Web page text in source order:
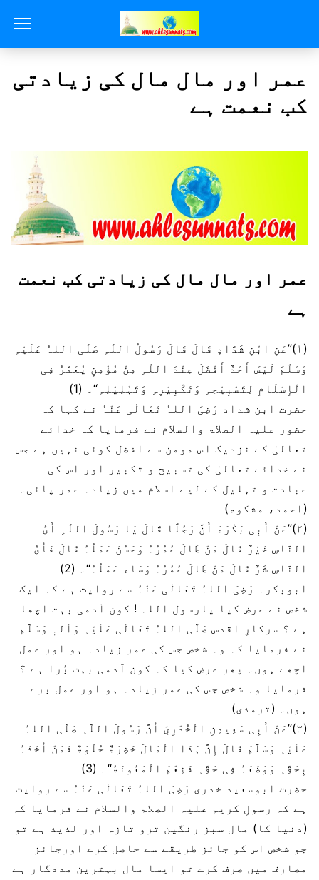
عمر اور مال مال کی زیادتی
کب نعمت ہے
عمر اور مال مال کی زیادتی کب نعمت
ہے
(۱)’’عَنِ ابْنِ شَدَّادٍ قَالَ قَالَ رَسُولُ اللَّہِ صَلَّی اللہُ عَلَیْہِ
وَسَلَّمَ لَیْسَ أَحَدٌ أَفْضَلَ عِنْدَ اللَّہِ مِنْ مُؤْمِنٍ یُعَمَّرُ فِی
الْإِسْلَامِ لِتَسْبِیْحِہِ وَتَکْبِیْرِہِ وَتَہْلِیْلِہِ‘‘۔ (1)
حضرت ابن شداد رَضِیَ اللہُ تَعَالٰی عَنْہُ نے کہا کہ
حضور علیہ الصلاۃ والسلام نے فرمایا کہ خدائے
تعالیٰ کے نزدیک اس مومن سے افضل کوئی نہیں ہے جس
نے خدائے تعالیٰ کی تسبیح و تکبیر اور اس کی
عبادت و تہلیل کے لیے اسلام میں زیادہ عمر پائی۔
(احمد، مشکوۃ)
(۲)’’عَنْ أَبِی بَکْرَۃَ أَنَّ رَجُلًا قَالَ یَا رَسُولَ اللَّہِ أَیُّ
النَّاسِ خَیْرٌ قَالَ مَنْ طَالَ عُمُرُہُ وَحَسُنَ عَمَلُہُ قَالَ فَأَیُّ
النَّاسِ شَرٌّ قَالَ مَنْ طَالَ عُمُرُہُ وَسَاء عَمَلُہُ‘‘۔ (2)
ابوبکرہ رَضِیَ اللہُ تَعَالٰی عَنْہُ سے روایت ہے کہ ایک
شخص نے عرض کیا یارسول اللہ ! کون آدمی بہت اچھا
ہے ؟ سرکارِ اقدس صَلَّی اللہُ تَعَالٰی عَلَیْہِ وَاٰلہٖ وَسَلَّم
نے فرمایا کہ وہ شخص جس کی عمر زیادہ ہو اور عمل
اچھے ہوں۔ پھر عرض کیا کہ کون آدمی بہت بُرا ہے ؟
فرمایا وہ شخص جس کی عمر زیادہ ہو اور عمل برے
ہوں۔ (ترمذی)
(۳)’’عَنْ أَبِی سَعِیدِنِ الْخُدْرِیِّ أَنَّ رَسُولَ اللَّہِ صَلَّی اللہُ
عَلَیْہِ وَسَلَّمَ قَالَ إِنَّ ہَذَا الْمَالَ خَضِرَۃٌ حُلْوَۃٌ فَمَنْ أَخَذَہُ
بِحَقِّہِ وَوَضَعَہُ فِی حَقِّہِ فَنِعْمَ الْمَعُونَۃُ‘‘۔ (3)
حضرت ابوسعید خدری رَضِیَ اللہُ تَعَالٰی عَنْہُ سے روایت
ہے کہ رسولِ کریم علیہ الصلاۃ والسلام نے فرمایا کہ
(دنیا کا) مال سبز رنگین ترو تازہ اور لذیذ ہے تو
جو شخص اس کو جائز طریقے سے حاصل کرے اورجائز
مصارف میں صرف کرے تو ایسا مال بہترین مددگار ہے